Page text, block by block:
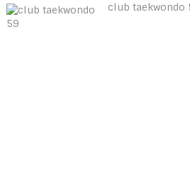
club taekwondo